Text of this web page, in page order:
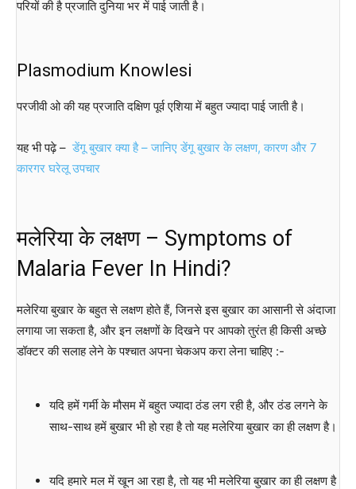
परियों की है प्रजाति दुनिया भर में पाई जाती है।
Plasmodium Knowlesi
परजीवी ओ की यह प्रजाति दक्षिण पूर्व एशिया में बहुत ज्यादा पाई जाती है।
यह भी पढ़े –डेंगू बुखार क्या है – जानिए डेंगू बुखार के लक्षण, कारण और 7
कारगर घरेलू उपचार
मलेरिया के लक्षण – Symptoms of
Malaria Fever In Hindi?
मलेरिया बुखार के बहुत से लक्षण होते हैं, जिनसे इस बुखार का आसानी से अंदाजा
लगाया जा सकता है, और इन लक्षणों के दिखने पर आपको तुरंत ही किसी अच्छे
डॉक्टर की सलाह लेने के पश्चात अपना चेकअप करा लेना चाहिए :-
यदि हमें गर्मी के मौसम में बहुत ज्यादा ठंड लग रही है, और ठंड लगने के
साथ-साथ हमें बुखार भी हो रहा है तो यह मलेरिया बुखार का ही लक्षण है।
यदि हमारे मल में खून आ रहा है, तो यह भी मलेरिया बुखार का ही लक्षण है